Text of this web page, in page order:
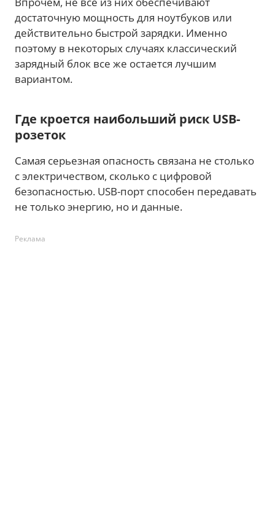
достаточную мощность для ноутбуков или
действительно быстрой зарядки. Именно
поэтому в некоторых случаях классический
зарядный блок все же остается лучшим
вариантом.
Где кроется наибольший риск USB-
розеток
Самая серьезная опасность связана не столько
с электричеством, сколько с цифровой
безопасностью. USB-порт способен передавать
не только энергию, но и данные.
Реклама